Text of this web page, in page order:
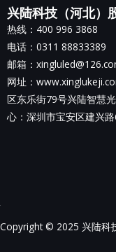
兴陆科技（河北）
热线：400 996 3868
电话：0311 88833389
邮箱：
网址：
区东乐街79号
心：深圳市宝安区建兴
Copyright © 2025 兴陆科